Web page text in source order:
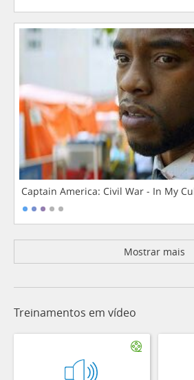
Captain America: Civil War - In My
Mostrar mais
Treinamentos em vídeo